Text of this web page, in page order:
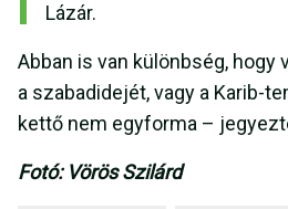
Lázár.
Abban is van különbség, hogy
a szabadidejét, vagy a Karib-
kettő nem egyforma –
Fotó: Vörös Szilárd